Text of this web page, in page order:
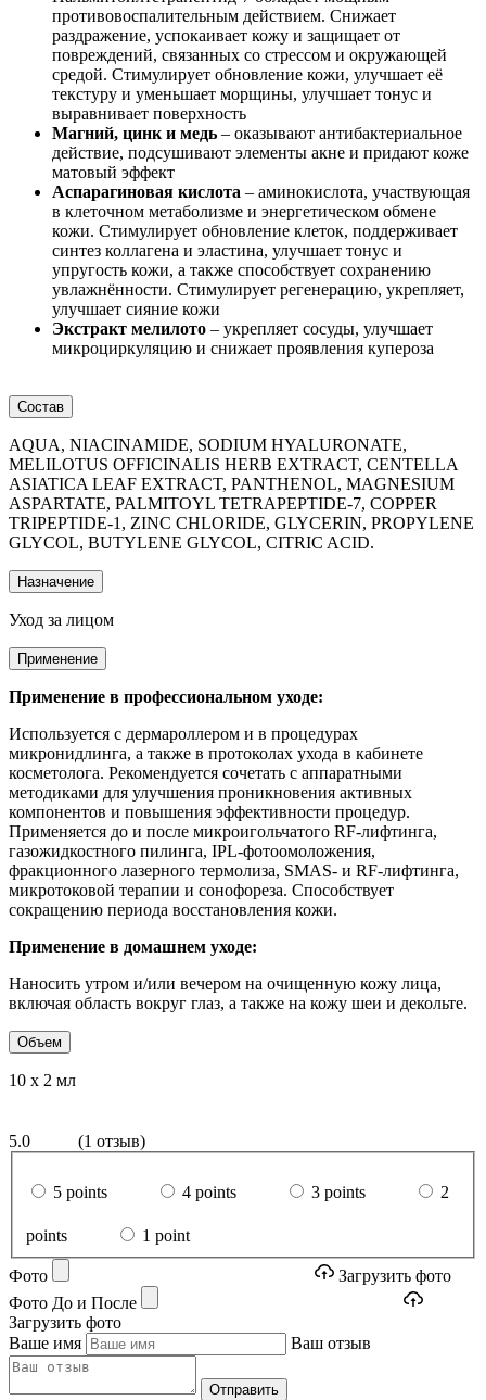
противовоспалительным действием. Снижает
раздражение, успокаивает кожу и защищает от
повреждений, связанных со стрессом и окружающей
средой. Стимулирует обновление кожи, улучшает её
текстуру и уменьшает морщины, улучшает тонус и
выравнивает поверхность
Магний, цинк и медь – оказывают антибактериальное
действие, подсушивают элементы акне и придают коже
матовый эффект
Аспарагиновая кислота – аминокислота, участвующая
в клеточном метаболизме и энергетическом обмене
кожи. Стимулирует обновление клеток, поддерживает
синтез коллагена и эластина, улучшает тонус и
упругость кожи, а также способствует сохранению
увлажнённости. Стимулирует регенерацию, укрепляет,
улучшает сияние кожи
Экстракт мелилото – укрепляет сосуды, улучшает
микроциркуляцию и снижает проявления купероза
Состав
AQUA, NIACINAMIDE, SODIUM HYALURONATE,
MELILOTUS OFFICINALIS HERB EXTRACT, CENTELLA
ASIATICA LEAF EXTRACT, PANTHENOL, MAGNESIUM
ASPARTATE, PALMITOYL TETRAPEPTIDE-7, COPPER
TRIPEPTIDE-1, ZINC CHLORIDE, GLYCERIN, PROPYLENE
GLYCOL, BUTYLENE GLYCOL, CITRIC ACID.
Назначение
Уход за лицом
Применение
Применение в профессиональном уходе:
Используется с дермароллером и в процедурах
микронидлинга, а также в протоколах ухода в кабинете
косметолога. Рекомендуется сочетать с аппаратными
методиками для улучшения проникновения активных
компонентов и повышения эффективности процедур.
Применяется до и после микроигольчатого RF-лифтинга,
газожидкостного пилинга, IPL-фотоомоложения,
фракционного лазерного термолиза, SMAS- и RF-лифтинга,
микротоковой терапии и сонофореза. Способствует
сокращению периода восстановления кожи.
Применение в домашнем уходе:
Наносить утром и/или вечером на очищенную кожу лица,
включая область вокруг глаз, а также на кожу шеи и декольте.
Объем
10 х 2 мл
5.0 (1 отзыв)
5 points 4 points 3 points 2
points 1 point
Фото
Загрузить фото
Фото До и После
Загрузить фото
Ваше имя
Ваш отзыв
Отправить